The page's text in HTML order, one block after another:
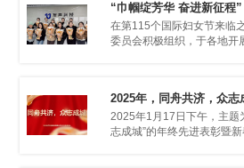
场“绿色党建”之约。
“巾帼绽芳华 奋进新征程”
科技年终先进表彰暨新春